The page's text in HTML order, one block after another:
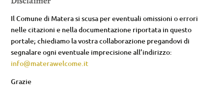
Il Comune di Matera si scusa per eventuali omissioni o errori
nelle citazioni e nella documentazione riportata in questo
portale; chiediamo la vostra collaborazione pregandovi di
segnalare ogni eventuale imprecisione all’indirizzo:
info@materawelcome.it
Grazie